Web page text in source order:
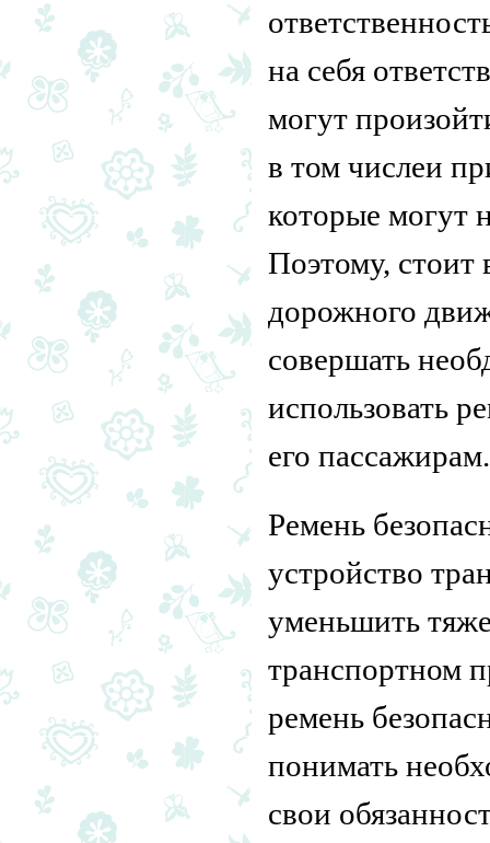
на себя
могут
в том числеи
которые могут
Поэтому, стоит
дорожного
совершать
использовать
его пассажирам.
Ремень
устройство
уменьшить
транспортном
ремень
понимать
свои